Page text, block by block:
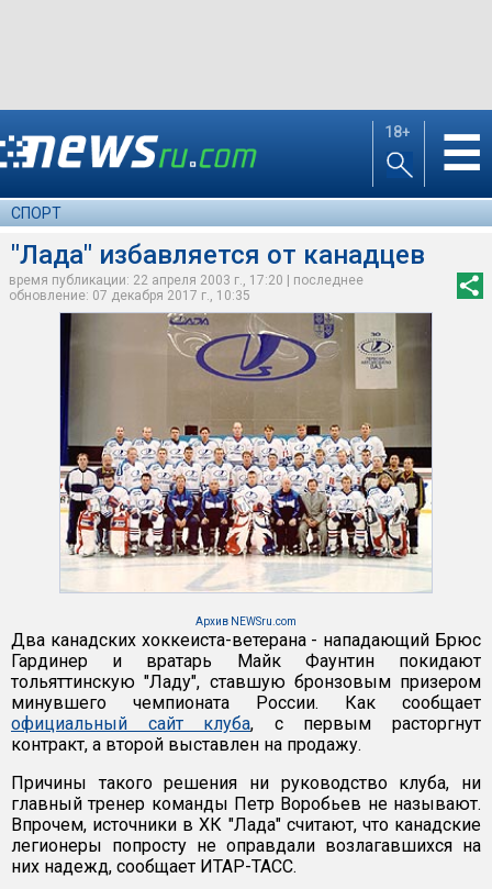
18+ ☰
СПОРТ
"Лада" избавляется от канадцев
время публикации: 22 апреля 2003 г., 17:20 | последнее
обновление: 07 декабря 2017 г., 10:35
Архив NEWSru.com
Два канадских хоккеиста-ветерана - нападающий Брюс
Гардинер и вратарь Майк Фаунтин покидают
тольяттинскую "Ладу", ставшую бронзовым призером
минувшего чемпионата России. Как сообщает
официальный сайт клуба, с первым расторгнут
контракт, а второй выставлен на продажу.
Причины такого решения ни руководство клуба, ни
главный тренер команды Петр Воробьев не называют.
Впрочем, источники в ХК "Лада" считают, что канадские
легионеры попросту не оправдали возлагавшихся на
них надежд, сообщает ИТАР-ТАСС.